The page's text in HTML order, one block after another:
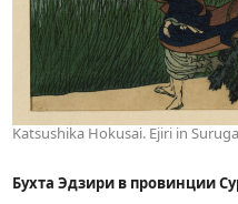
Katsushika Hokusai. Ejiri in
Бухта Эдзири в провинции